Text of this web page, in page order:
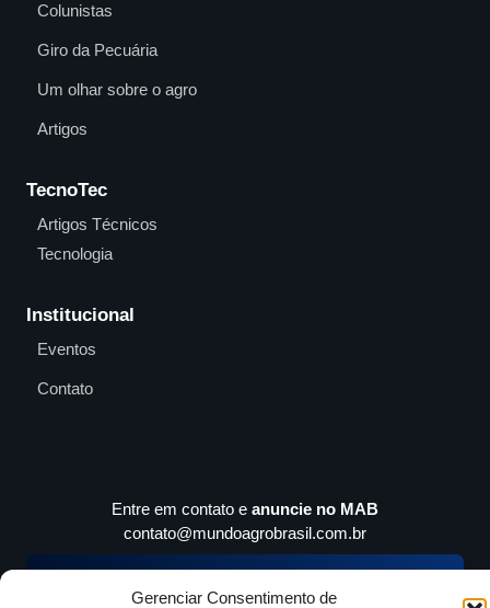
Gerenciar Consentimento de
Colunistas
Giro da Pecuária
Um olhar sobre o agro
Artigos
TecnoTec
Artigos Técnicos
Tecnologia
Institucional
Eventos
Contato
Entre em contato e anuncie no MAB
contato@mundoagrobrasil.com.br